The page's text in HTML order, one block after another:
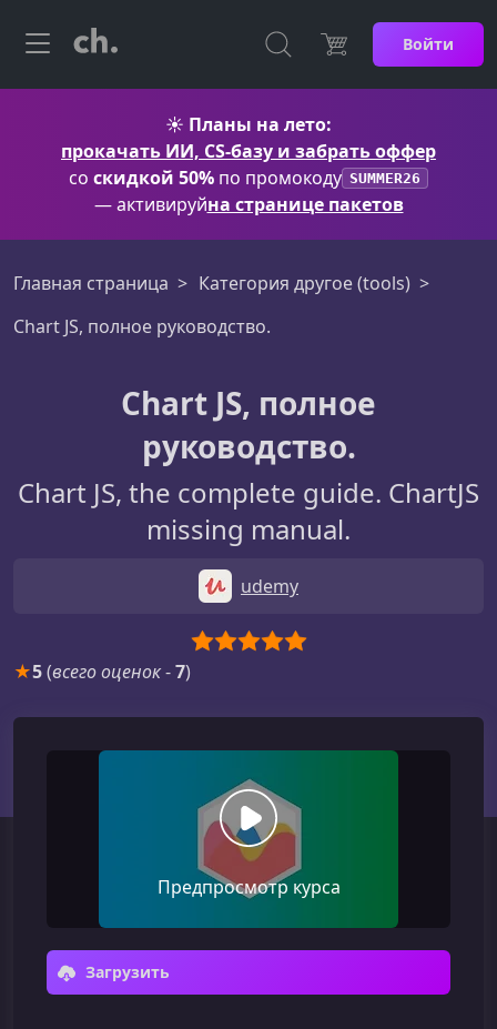
Войти
☀️ Планы на лето:
прокачать ИИ, CS-базу и забрать оффер
со скидкой 50% по промокоду SUMMER26
— активируйна странице пакетов
Главная страница
Категория другое (tools)
Chart JS, полное руководство.
Chart JS, полное
руководство.
Chart JS, the complete guide. ChartJS
missing manual.
udemy
★5(всего оценок-7)
Предпросмотр курса
Загрузить